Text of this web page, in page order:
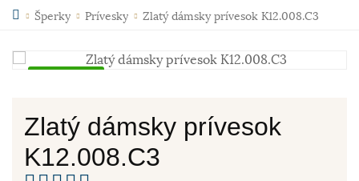
Šperky Prívesky Zlatý dámsky prívesok K12.008.C3
Zlatý dámsky prívesok
K12.008.C3